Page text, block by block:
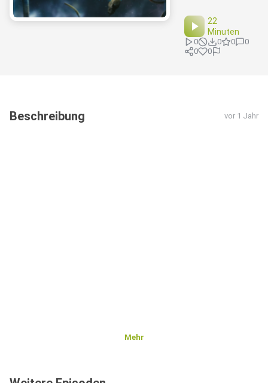
22
Minuten
0 0 0
0
0
0
Beschreibung vor 1 Jahr
Mehr